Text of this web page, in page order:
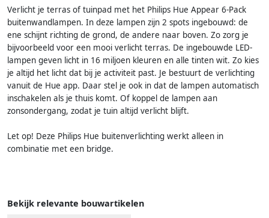
Verlicht je terras of tuinpad met het Philips Hue Appear 6-Pack
buitenwandlampen. In deze lampen zijn 2 spots ingebouwd: de
ene schijnt richting de grond, de andere naar boven. Zo zorg je
bijvoorbeeld voor een mooi verlicht terras. De ingebouwde LED-
lampen geven licht in 16 miljoen kleuren en alle tinten wit. Zo kies
je altijd het licht dat bij je activiteit past. Je bestuurt de verlichting
vanuit de Hue app. Daar stel je ook in dat de lampen automatisch
inschakelen als je thuis komt. Of koppel de lampen aan
zonsondergang, zodat je tuin altijd verlicht blijft.
Let op! Deze Philips Hue buitenverlichting werkt alleen in
combinatie met een bridge.
Bekijk relevante bouwartikelen